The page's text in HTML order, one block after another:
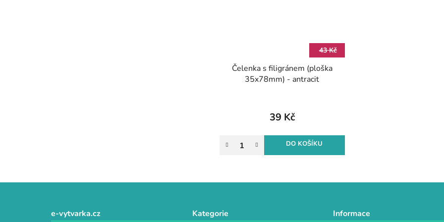
43 Kč
Čelenka s filigránem (ploška
35x78mm) - antracit
39 Kč
DO KOŠÍKU
v
e-vytvarka.cz Kategorie Informace